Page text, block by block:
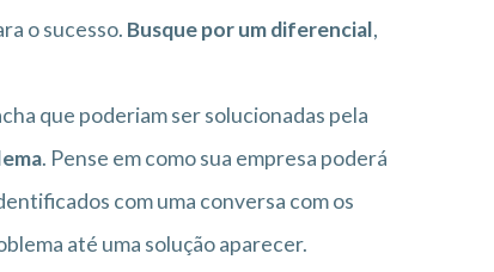
o sucesso. Busque por um diferencial,
que poderiam ser solucionadas pela
. Pense em como sua empresa poderá
com uma conversa com os
até uma solução aparecer.